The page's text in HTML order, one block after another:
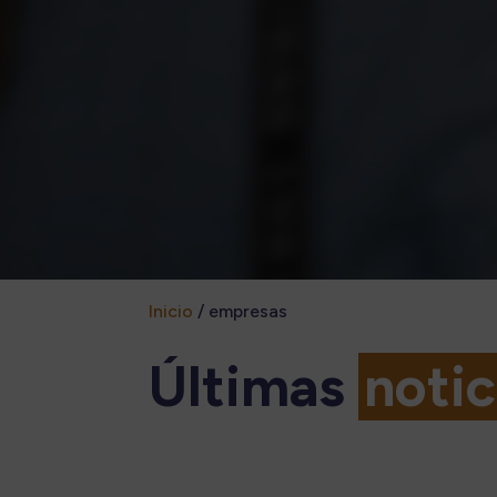
Inicio / empresas
Últimas